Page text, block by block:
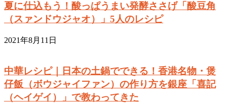
夏に仕込もう！酸っぱうまい発酵ささげ「酸豆角
（スァンドウジャオ）」5人のレシピ
2021年8月11日
中華レシピ｜日本の土鍋でできる！香港名物・煲
仔飯（ボウジャイファン）の作り方を銀座「喜記
（ヘイゲイ）」で教わってきた